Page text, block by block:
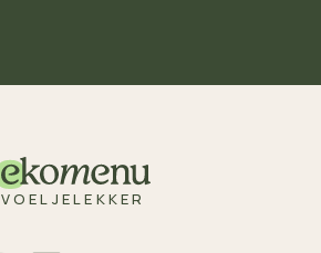
VOELJELEKKER